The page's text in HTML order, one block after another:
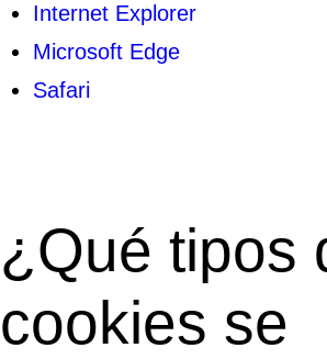
Internet Explorer
Microsoft Edge
Safari
¿Qué tipos
cookies se